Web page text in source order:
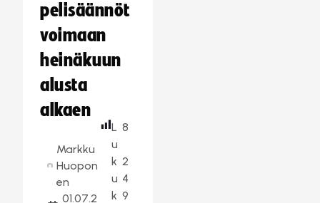
pelisäännöt
voimaan
heinäkuun
alusta
alkaen
Markku
Huopon
en
01.07.2
L
u
k
u
k
8
2
4
9